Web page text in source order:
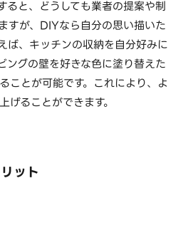
ると、どうしても業者の提案や制
すが、DIYなら自分の思い描いた
ば、キッチンの収納を自分好みに
ングの壁を好きな色に塗り替えた
ことが可能です。これにより、よ
げることができます。
ット